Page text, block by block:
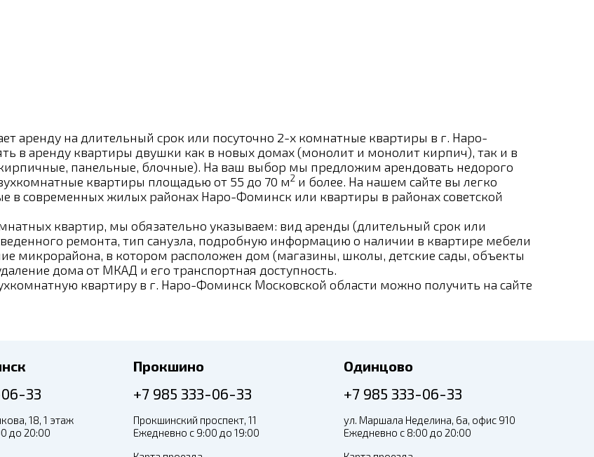
аренду на длительный срок или посуточно 2-х комнатные квартиры в г. Наро-
в аренду квартиры двушки как в новых домах (монолит и монолит кирпич), так и в
панельные, блочные). На ваш выбор мы предложим арендовать недорого
квартиры площадью от 55 до 70 м2 и более. На нашем сайте вы легко
в современных жилых районах Наро-Фоминск или квартиры в районах советской
квартир, мы обязательно указываем: вид аренды (длительный срок или
ремонта, тип санузла, подробную информацию о наличии в квартире мебели
микрорайона, в котором расположен дом (магазины, школы, детские сады, объекты
дома от МКАД и его транспортная доступность.
квартиру в г. Наро-Фоминск Московской области можно получить на сайте
33
18, 1 этаж
до 20:00
Прокшино
+7 985 333-06-33
Прокшинский проспект, 11
Ежедневно с 9:00 до 19:00
Одинцово
+7 985 333-06-33
ул. Маршала Неделина, 6а, офис 910
Ежедневно с 8:00 до 20:00